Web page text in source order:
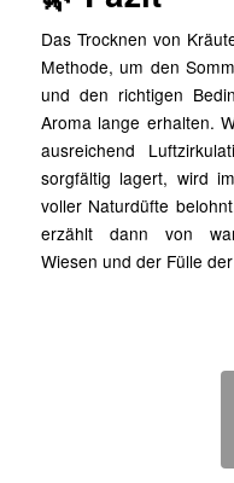
Das Trocknen von
Methode, um den
und den richtigen
Aroma lange erhalten.
ausreichend
sorgfältig lagert, wird
voller Naturdüfte
erzählt dann von
Wiesen und der Fülle